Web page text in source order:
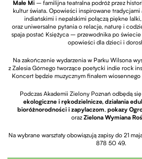
Małe Mi – familijna teatralna podróż przez
kultur świata. Opowieści inspirowane tradycjami
indiańskimi i nepalskimi połączą piękne
oraz uniwersalne pytania o relacje, naturę i
spaja postać Księżyca – przewodnika po
opowieści dla dzieci i
Na zakończenie wydarzenia w Parku Wilsona
z Zalesia Górnego tworzące poetycki indie rock
Koncert będzie muzycznym finałem
Podczas Akademii Zielony Poznań odbędą
ekologiczne i rękodzielnicze, działania
bioróżnorodności i zapylaczom, pokazy
oraz Zielona Wymiana
Na wybrane warsztaty obowiązują zapisy do 21
878 50 49.